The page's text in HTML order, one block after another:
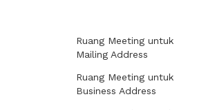
Ruang Meeting untuk
Mailing Address
Ruang Meeting untuk
Business Address